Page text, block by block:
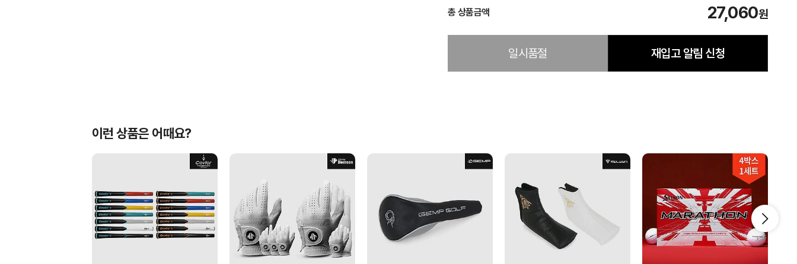
총 상품금액 27,060원
일시품절 재입고 알림 신청
이런 상품은 어때요?